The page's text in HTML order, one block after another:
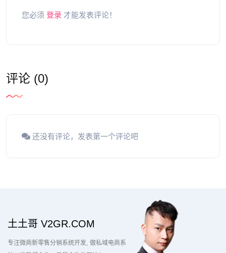
您必须 登录 才能发表评论！
评论 (0)
还没有评论，发表第一个评论吧
土土哥 V2GR.COM
专注微商新零售分销系统开发 做私域电商系